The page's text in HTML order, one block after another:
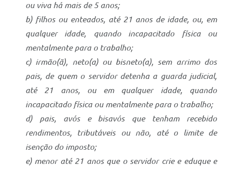
ou viva há mais de 5 anos;
b) filhos ou enteados, até 21 anos de idade, ou, em
qualquer idade, quando incapacitado física ou
mentalmente para o trabalho;
c) irmão(ã), neto(a) ou bisneto(a), sem arrimo dos
pais, de quem o servidor detenha a guarda judicial,
até 21 anos, ou em qualquer idade, quando
incapacitado física ou mentalmente para o trabalho;
d) pais, avós e bisavós que tenham recebido
rendimentos, tributáveis ou não, até o limite de
isenção do imposto;
e) menor até 21 anos que o servidor crie e eduque e